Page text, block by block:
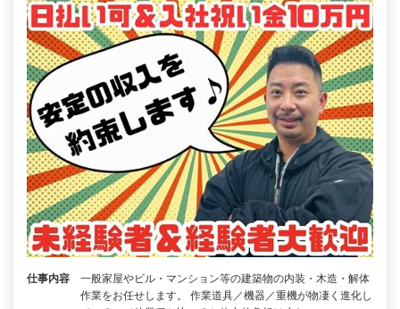
仕事内容
一般家屋やビル・マンション等の建築物の内装・木造・解体
作業をお任せします。 作業道具／機器／重機が物凄く進化し